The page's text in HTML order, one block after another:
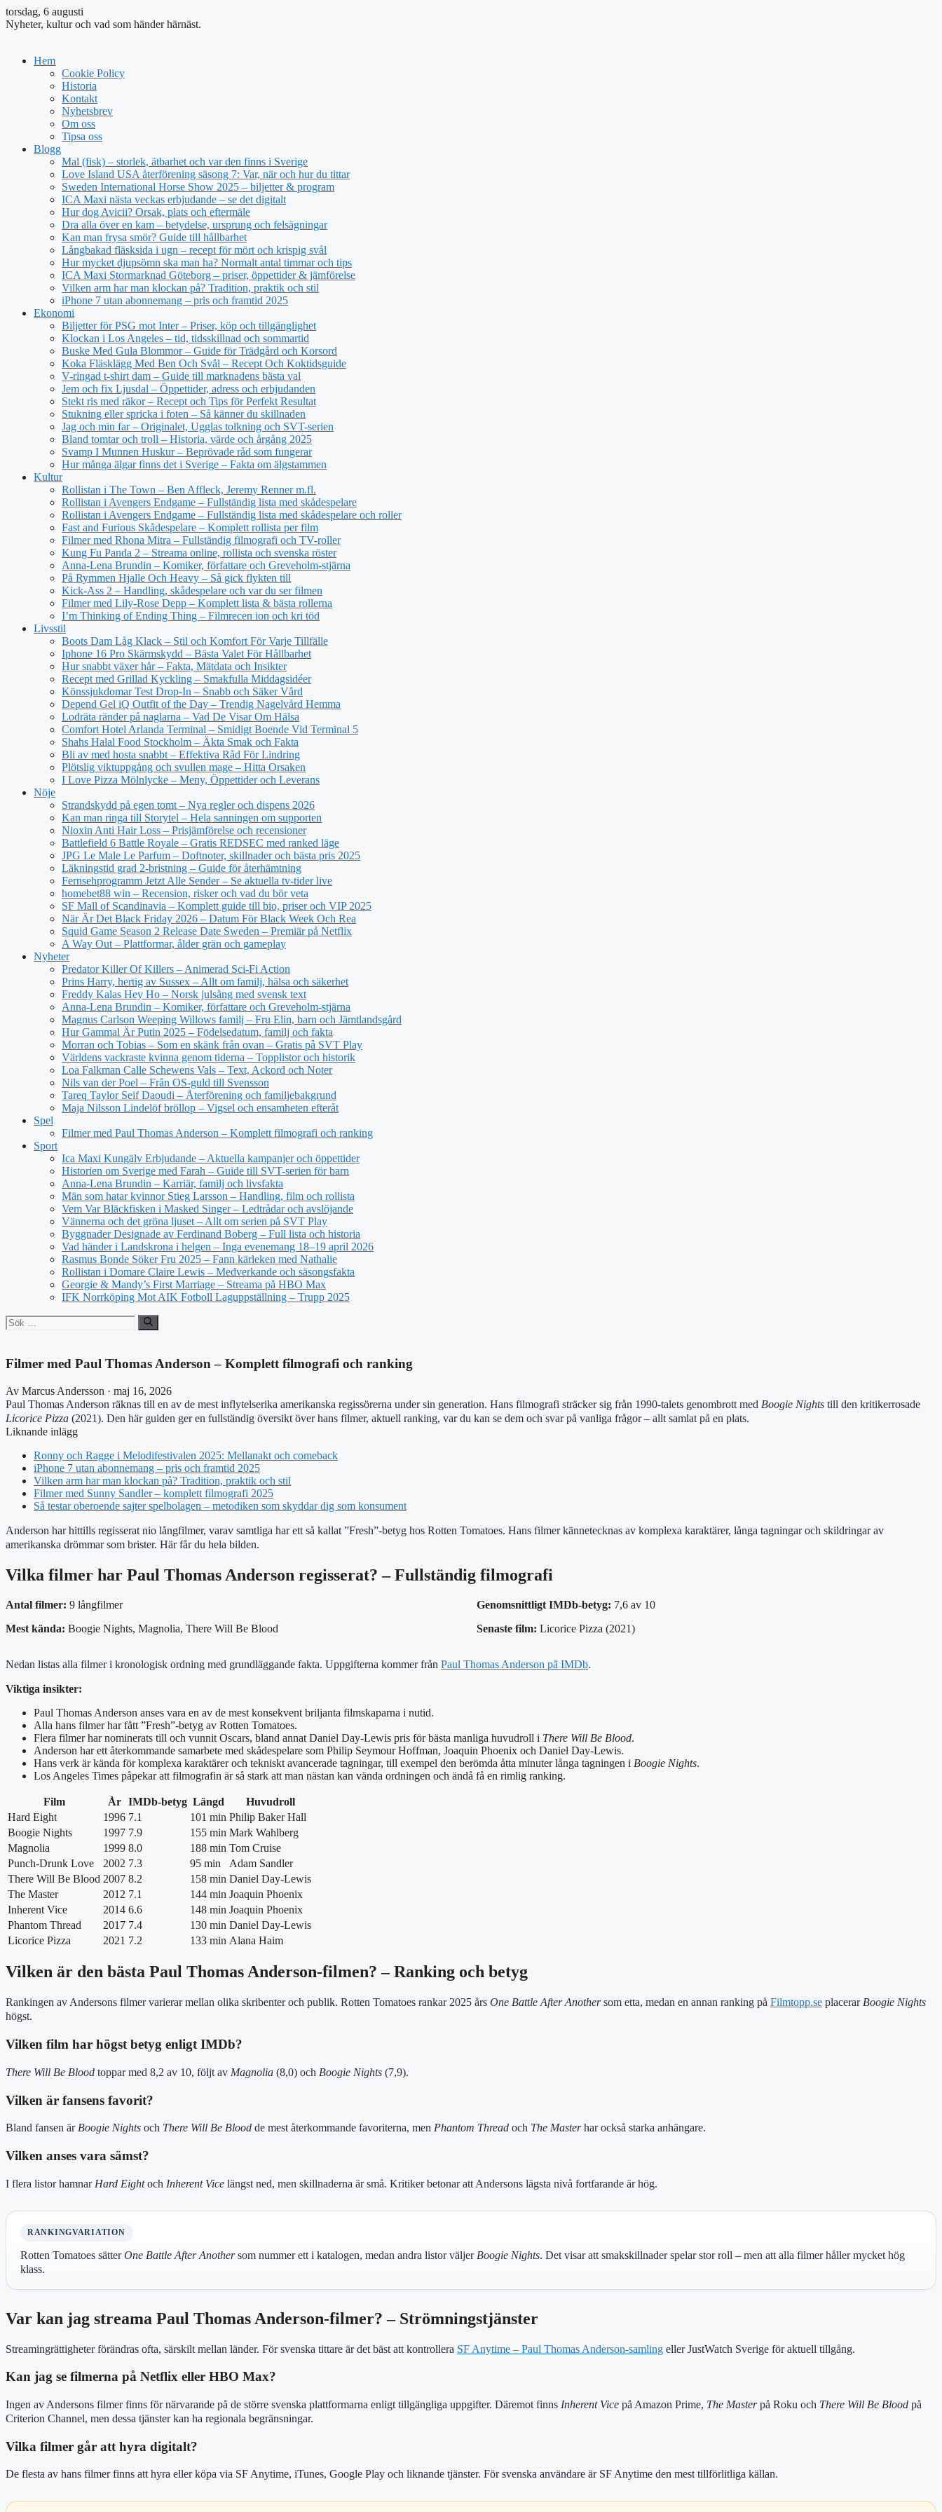
torsdag, 6 augusti
Nyheter, kultur och vad som händer härnäst.
Hem
Cookie Policy
Historia
Kontakt
Nyhetsbrev
Om oss
Tipsa oss
Blogg
Mal (fisk) – storlek, ätbarhet och var den finns i Sverige
Love Island USA återförening säsong 7: Var, när och hur du tittar
Sweden International Horse Show 2025 – biljetter & program
ICA Maxi nästa veckas erbjudande – se det digitalt
Hur dog Avicii? Orsak, plats och eftermäle
Dra alla över en kam – betydelse, ursprung och felsägningar
Kan man frysa smör? Guide till hållbarhet
Långbakad fläsksida i ugn – recept för mört och krispig svål
Hur mycket djupsömn ska man ha? Normalt antal timmar och tips
ICA Maxi Stormarknad Göteborg – priser, öppettider & jämförelse
Vilken arm har man klockan på? Tradition, praktik och stil
iPhone 7 utan abonnemang – pris och framtid 2025
Ekonomi
Biljetter för PSG mot Inter – Priser, köp och tillgänglighet
Klockan i Los Angeles – tid, tidsskillnad och sommartid
Buske Med Gula Blommor – Guide för Trädgård och Korsord
Koka Fläsklägg Med Ben Och Svål – Recept Och Koktidsguide
V-ringad t-shirt dam – Guide till marknadens bästa val
Jem och fix Ljusdal – Öppettider, adress och erbjudanden
Stekt ris med räkor – Recept och Tips för Perfekt Resultat
Stukning eller spricka i foten – Så känner du skillnaden
Jag och min far – Originalet, Ugglas tolkning och SVT-serien
Bland tomtar och troll – Historia, värde och årgång 2025
Svamp I Munnen Huskur – Beprövade råd som fungerar
Hur många älgar finns det i Sverige – Fakta om älgstammen
Kultur
Rollistan i The Town – Ben Affleck, Jeremy Renner m.fl.
Rollistan i Avengers Endgame – Fullständig lista med skådespelare
Rollistan i Avengers Endgame – Fullständig lista med skådespelare och roller
Fast and Furious Skådespelare – Komplett rollista per film
Filmer med Rhona Mitra – Fullständig filmografi och TV-roller
Kung Fu Panda 2 – Streama online, rollista och svenska röster
Anna-Lena Brundin – Komiker, författare och Greveholm-stjärna
På Rymmen Hjalle Och Heavy – Så gick flykten till
Kick-Ass 2 – Handling, skådespelare och var du ser filmen
Filmer med Lily-Rose Depp – Komplett lista & bästa rollerna
I’m Thinking of Ending Thing – Filmrecen ion och kri töd
Livsstil
Boots Dam Låg Klack – Stil och Komfort För Varje Tillfälle
Iphone 16 Pro Skärmskydd – Bästa Valet För Hållbarhet
Hur snabbt växer hår – Fakta, Mätdata och Insikter
Recept med Grillad Kyckling – Smakfulla Middagsidéer
Könssjukdomar Test Drop-In – Snabb och Säker Vård
Depend Gel iQ Outfit of the Day – Trendig Nagelvård Hemma
Lodräta ränder på naglarna – Vad De Visar Om Hälsa
Comfort Hotel Arlanda Terminal – Smidigt Boende Vid Terminal 5
Shahs Halal Food Stockholm – Äkta Smak och Fakta
Bli av med hosta snabbt – Effektiva Råd För Lindring
Plötslig viktuppgång och svullen mage – Hitta Orsaken
I Love Pizza Mölnlycke – Meny, Öppettider och Leverans
Nöje
Strandskydd på egen tomt – Nya regler och dispens 2026
Kan man ringa till Storytel – Hela sanningen om supporten
Nioxin Anti Hair Loss – Prisjämförelse och recensioner
Battlefield 6 Battle Royale – Gratis REDSEC med ranked läge
JPG Le Male Le Parfum – Doftnoter, skillnader och bästa pris 2025
Läkningstid grad 2-bristning – Guide för återhämtning
Fernsehprogramm Jetzt Alle Sender – Se aktuella tv-tider live
homebet88 win – Recension, risker och vad du bör veta
SF Mall of Scandinavia – Komplett guide till bio, priser och VIP 2025
När Är Det Black Friday 2026 – Datum För Black Week Och Rea
Squid Game Season 2 Release Date Sweden – Premiär på Netflix
A Way Out – Plattformar, ålder grän och gameplay
Nyheter
Predator Killer Of Killers – Animerad Sci-Fi Action
Prins Harry, hertig av Sussex – Allt om familj, hälsa och säkerhet
Freddy Kalas Hey Ho – Norsk julsång med svensk text
Anna-Lena Brundin – Komiker, författare och Greveholm-stjärna
Magnus Carlson Weeping Willows familj – Fru Elin, barn och Jämtlandsgård
Hur Gammal Är Putin 2025 – Födelsedatum, familj och fakta
Morran och Tobias – Som en skänk från ovan – Gratis på SVT Play
Världens vackraste kvinna genom tiderna – Topplistor och historik
Loa Falkman Calle Schewens Vals – Text, Ackord och Noter
Nils van der Poel – Från OS-guld till Svensson
Tareq Taylor Seif Daoudi – Återförening och familjebakgrund
Maja Nilsson Lindelöf bröllop – Vigsel och ensamheten efteråt
Spel
Filmer med Paul Thomas Anderson – Komplett filmografi och ranking
Sport
Ica Maxi Kungälv Erbjudande – Aktuella kampanjer och öppettider
Historien om Sverige med Farah – Guide till SVT-serien för barn
Anna-Lena Brundin – Karriär, familj och livsfakta
Män som hatar kvinnor Stieg Larsson – Handling, film och rollista
Vem Var Bläckfisken i Masked Singer – Ledtrådar och avslöjande
Vännerna och det gröna ljuset – Allt om serien på SVT Play
Byggnader Designade av Ferdinand Boberg – Full lista och historia
Vad händer i Landskrona i helgen – Inga evenemang 18–19 april 2026
Rasmus Bonde Söker Fru 2025 – Fann kärleken med Nathalie
Rollistan i Domare Claire Lewis – Medverkande och säsongsfakta
Georgie & Mandy’s First Marriage – Streama på HBO Max
IFK Norrköping Mot AIK Fotboll Laguppställning – Trupp 2025
Sök
efter:
Filmer med Paul Thomas Anderson – Komplett filmografi och ranking
Av Marcus Andersson · maj 16, 2026
Paul Thomas Anderson räknas till en av de mest inflytelserika amerikanska regissörerna under sin generation. Hans filmografi sträcker sig från 1990-talets genombrott med Boogie Nights till den kritikerrosade
Licorice Pizza (2021). Den här guiden ger en fullständig översikt över hans filmer, aktuell ranking, var du kan se dem och svar på vanliga frågor – allt samlat på en plats.
Liknande inlägg
Ronny och Ragge i Melodifestivalen 2025: Mellanakt och comeback
iPhone 7 utan abonnemang – pris och framtid 2025
Vilken arm har man klockan på? Tradition, praktik och stil
Filmer med Sunny Sandler – komplett filmografi 2025
Så testar oberoende sajter spelbolagen – metodiken som skyddar dig som konsument
Anderson har hittills regisserat nio långfilmer, varav samtliga har ett så kallat ”Fresh”-betyg hos Rotten Tomatoes. Hans filmer kännetecknas av komplexa karaktärer, långa tagningar och skildringar av
amerikanska drömmar som brister. Här får du hela bilden.
Vilka filmer har Paul Thomas Anderson regisserat? – Fullständig filmografi
Antal filmer: 9 långfilmer Genomsnittligt IMDb-betyg: 7,6 av 10
Mest kända: Boogie Nights, Magnolia, There Will Be Blood Senaste film: Licorice Pizza (2021)
Nedan listas alla filmer i kronologisk ordning med grundläggande fakta. Uppgifterna kommer från Paul Thomas Anderson på IMDb.
Viktiga insikter:
Paul Thomas Anderson anses vara en av de mest konsekvent briljanta filmskaparna i nutid.
Alla hans filmer har fått ”Fresh”-betyg av Rotten Tomatoes.
Flera filmer har nominerats till och vunnit Oscars, bland annat Daniel Day-Lewis pris för bästa manliga huvudroll i There Will Be Blood.
Anderson har ett återkommande samarbete med skådespelare som Philip Seymour Hoffman, Joaquin Phoenix och Daniel Day-Lewis.
Hans verk är kända för komplexa karaktärer och tekniskt avancerade tagningar, till exempel den berömda åtta minuter långa tagningen i Boogie Nights.
Los Angeles Times påpekar att filmografin är så stark att man nästan kan vända ordningen och ändå få en rimlig ranking.
Film År IMDb-betyg Längd
Huvudroll
Hard Eight
1996 7.1 101 min Philip Baker Hall
Boogie Nights
1997 7.9 155 min Mark Wahlberg
Magnolia
1999 8.0 188 min Tom Cruise
Punch-Drunk Love
2002 7.3 95 min
Adam Sandler
There Will Be Blood 2007 8.2 158 min Daniel Day-Lewis
The Master
2012 7.1 144 min Joaquin Phoenix
Inherent Vice
2014 6.6 148 min Joaquin Phoenix
Phantom Thread
2017 7.4 130 min Daniel Day-Lewis
Licorice Pizza
2021 7.2 133 min Alana Haim
Vilken är den bästa Paul Thomas Anderson-filmen? – Ranking och betyg
Rankingen av Andersons filmer varierar mellan olika skribenter och publik. Rotten Tomatoes rankar 2025 års One Battle After Anothersom etta, medan en annan ranking på Filmtopp.se placerarBoogie Nights
högst.
Vilken film har högst betyg enligt IMDb?
There Will Be Blood toppar med 8,2 av 10, följt av Magnolia (8,0) och Boogie Nights (7,9).
Vilken är fansens favorit?
Bland fansen ärBoogie Nights och There Will Be Blood de mest återkommande favoriterna, men Phantom Thread och The Masterhar också starka anhängare.
Vilken anses vara sämst?
I flera listor hamnar Hard Eightoch Inherent Vice längst ned, men skillnaderna är små. Kritiker betonar att Andersons lägsta nivå fortfarande är hög.
RANKINGVARIATION
Rotten Tomatoes sätterOne Battle After Anothersom nummer ett i katalogen, medan andra listor väljer Boogie Nights. Det visar att smakskillnader spelar stor roll – men att alla filmer håller mycket hög
klass.
Var kan jag streama Paul Thomas Anderson-filmer? – Strömningstjänster
Streamingrättigheter förändras ofta, särskilt mellan länder. För svenska tittare är det bäst att kontrollera SF Anytime – Paul Thomas Anderson-samling eller JustWatch Sverige för aktuell tillgång.
Kan jag se filmerna på Netflix eller HBO Max?
Ingen av Andersons filmer finns för närvarande på de större svenska plattformarna enligt tillgängliga uppgifter. Däremot finns Inherent Vice på Amazon Prime, The Masterpå Roku och There Will Be Blood på
Criterion Channel, men dessa tjänster kan ha regionala begränsningar.
Vilka filmer går att hyra digitalt?
De flesta av hans filmer finns att hyra eller köpa via SF Anytime, iTunes, Google Play och liknande tjänster. För svenska användare är SF Anytime den mest tillförlitliga källan.